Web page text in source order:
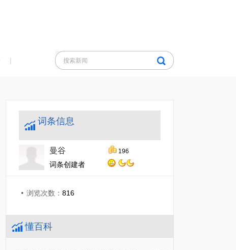
|
词条信息
曼谷 196
词条创建者
浏览次数： 816
懂百科